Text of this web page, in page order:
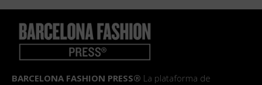
BARCELONA FASHION PRESS® La plataforma de